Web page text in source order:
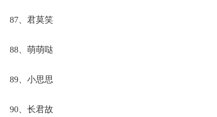
87、君莫笑
88、萌萌哒
89、小思思
90、长君故